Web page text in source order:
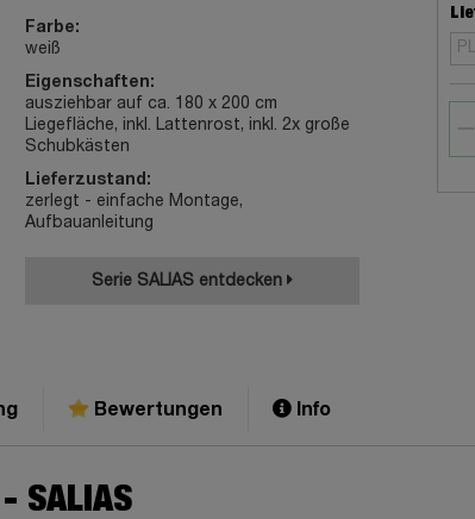
Farbe:
weiß
Eigenschaften:
ausziehbar auf ca. 180 x 200 cm
Liegefläche, inkl. Lattenrost, inkl. 2x große
Schubkästen
Lieferzustand:
zerlegt - einfache Montage,
Aufbauanleitung
Serie SALIAS entdecken
Bewertungen Info
SALIAS